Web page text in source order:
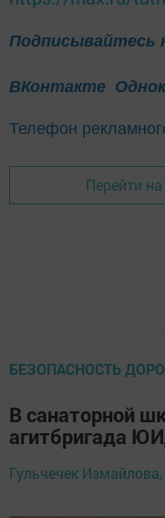
Подписывайтесь
ВКонтакте
Телефон
Перейти
БЕЗОПАСНОСТЬ
В санаторной
агитбригада
Гульчечек Измайлова,